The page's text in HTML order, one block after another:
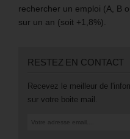
rechercher un emploi (A, B
sur un an (soit +1,8%).
RESTEZ EN CONTACT
Recevez le meilleur de
sur votre boite mail.